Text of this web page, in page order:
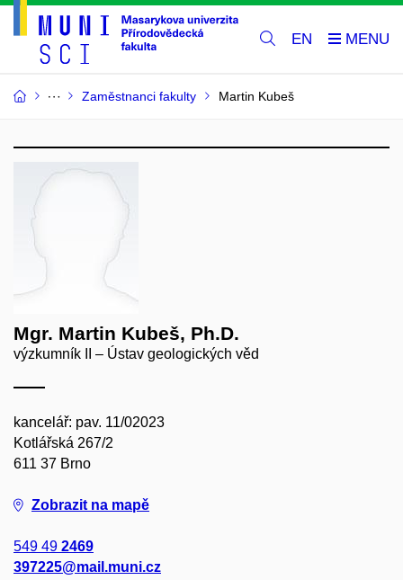
EN
Zaměstnanci fakulty Martin Kubeš
Mgr. Martin Kubeš, Ph.D.
výzkumník II – Ústav geologických věd
kancelář: pav. 11/02023
Kotlářská 267/2
611 37 Brno
Zobrazit na mapě
549 49 2469
397225@mail.muni.cz